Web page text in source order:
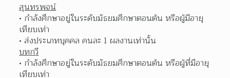
สุนทรพจน์
กำลังศึกษาอยู่ในระดับมัธยมศึกษาตอนต้น หรือผู้มีอายุ
เทียบเท่า
ส่งประเภทบุคคล คนละ 1 ผลงานเท่านั้น
บทกวี
กำลังศึกษาอยู่ในระดับมัธยมศึกษาตอนต้น หรือผู้ที่มีอายุ
เทียบเท่า